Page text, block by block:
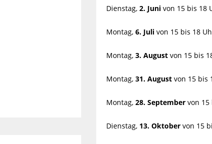
Dienstag, 2. Junivon 15 bis 18
Montag, 6. Julivon 15 bis 18
Montag, 3. Augustvon 15 bis
Montag, 31. August von 15 bis
Montag, 28. September von 15
Dienstag, 13. Oktobervon 15